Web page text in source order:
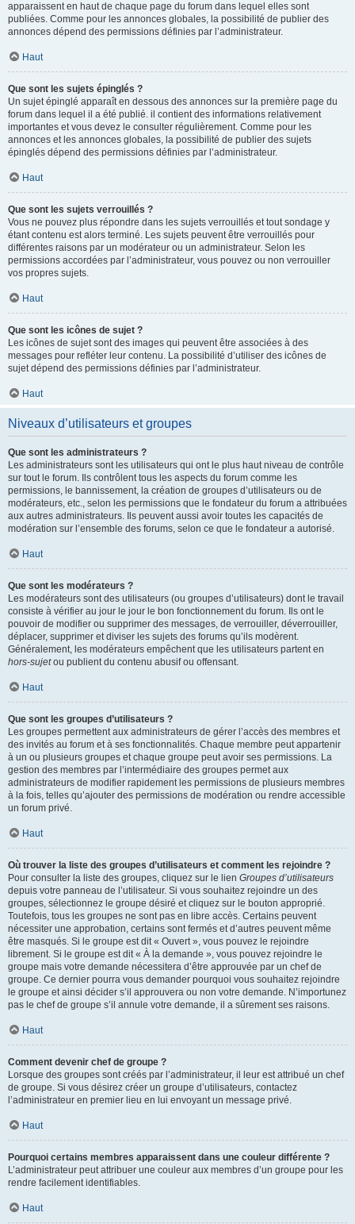
apparaissent en haut de chaque page du forum dans lequel elles sont
publiées. Comme pour les annonces globales, la possibilité de publier des
annonces dépend des permissions définies par l’administrateur.
Haut
Que sont les sujets épinglés ?
Un sujet épinglé apparaît en dessous des annonces sur la première page du
forum dans lequel il a été publié. il contient des informations relativement
importantes et vous devez le consulter régulièrement. Comme pour les
annonces et les annonces globales, la possibilité de publier des sujets
épinglés dépend des permissions définies par l’administrateur.
Haut
Que sont les sujets verrouillés ?
Vous ne pouvez plus répondre dans les sujets verrouillés et tout sondage y
étant contenu est alors terminé. Les sujets peuvent être verrouillés pour
différentes raisons par un modérateur ou un administrateur. Selon les
permissions accordées par l’administrateur, vous pouvez ou non verrouiller
vos propres sujets.
Haut
Que sont les icônes de sujet ?
Les icônes de sujet sont des images qui peuvent être associées à des
messages pour refléter leur contenu. La possibilité d’utiliser des icônes de
sujet dépend des permissions définies par l’administrateur.
Haut
Niveaux d’utilisateurs et groupes
Que sont les administrateurs ?
Les administrateurs sont les utilisateurs qui ont le plus haut niveau de contrôle
sur tout le forum. Ils contrôlent tous les aspects du forum comme les
permissions, le bannissement, la création de groupes d’utilisateurs ou de
modérateurs, etc., selon les permissions que le fondateur du forum a attribuées
aux autres administrateurs. Ils peuvent aussi avoir toutes les capacités de
modération sur l’ensemble des forums, selon ce que le fondateur a autorisé.
Haut
Que sont les modérateurs ?
Les modérateurs sont des utilisateurs (ou groupes d’utilisateurs) dont le travail
consiste à vérifier au jour le jour le bon fonctionnement du forum. Ils ont le
pouvoir de modifier ou supprimer des messages, de verrouiller, déverrouiller,
déplacer, supprimer et diviser les sujets des forums qu’ils modèrent.
Généralement, les modérateurs empêchent que les utilisateurs partent en
hors-sujetou publient du contenu abusif ou offensant.
Haut
Que sont les groupes d’utilisateurs ?
Les groupes permettent aux administrateurs de gérer l’accès des membres et
des invités au forum et à ses fonctionnalités. Chaque membre peut appartenir
à un ou plusieurs groupes et chaque groupe peut avoir ses permissions. La
gestion des membres par l’intermédiaire des groupes permet aux
administrateurs de modifier rapidement les permissions de plusieurs membres
à la fois, telles qu’ajouter des permissions de modération ou rendre accessible
un forum privé.
Haut
Où trouver la liste des groupes d’utilisateurs et comment les rejoindre ?
Pour consulter la liste des groupes, cliquez sur le lien Groupes d’utilisateurs
depuis votre panneau de l’utilisateur. Si vous souhaitez rejoindre un des
groupes, sélectionnez le groupe désiré et cliquez sur le bouton approprié.
Toutefois, tous les groupes ne sont pas en libre accès. Certains peuvent
nécessiter une approbation, certains sont fermés et d’autres peuvent même
être masqués. Si le groupe est dit « Ouvert », vous pouvez le rejoindre
librement. Si le groupe est dit « À la demande », vous pouvez rejoindre le
groupe mais votre demande nécessitera d’être approuvée par un chef de
groupe. Ce dernier pourra vous demander pourquoi vous souhaitez rejoindre
le groupe et ainsi décider s’il approuvera ou non votre demande. N’importunez
pas le chef de groupe s’il annule votre demande, il a sûrement ses raisons.
Haut
Comment devenir chef de groupe ?
Lorsque des groupes sont créés par l’administrateur, il leur est attribué un chef
de groupe. Si vous désirez créer un groupe d’utilisateurs, contactez
l’administrateur en premier lieu en lui envoyant un message privé.
Haut
Pourquoi certains membres apparaissent dans une couleur différente ?
L’administrateur peut attribuer une couleur aux membres d’un groupe pour les
rendre facilement identifiables.
Haut